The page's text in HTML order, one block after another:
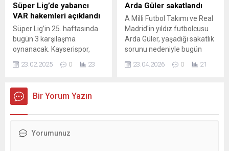
Süper Lig’de yabancı
VAR hakemleri açıklandı
Süper Lig’in 25. haftasında
bugün 3 karşılaşma
oynanacak. Kayserispor,
sahasında Göztepe’yi konuk
edecek. Alanyaspor ise
ağırlayacak. Günün son
maçında Trabzonspor ile
maçların ...
23.02.2025 0 23
Arda Güler sakatlandı
A Milli Futbol Takımı ve Real
Madrid'in yıldız futbolcusu
Arda Güler, yaşadığı sakatlık
sorunu nedeniyle bugün
yapılan antrenmana
katılmadı. Kas sakatlığı
23.04.2026 0 21
Bir Yorum Yazın